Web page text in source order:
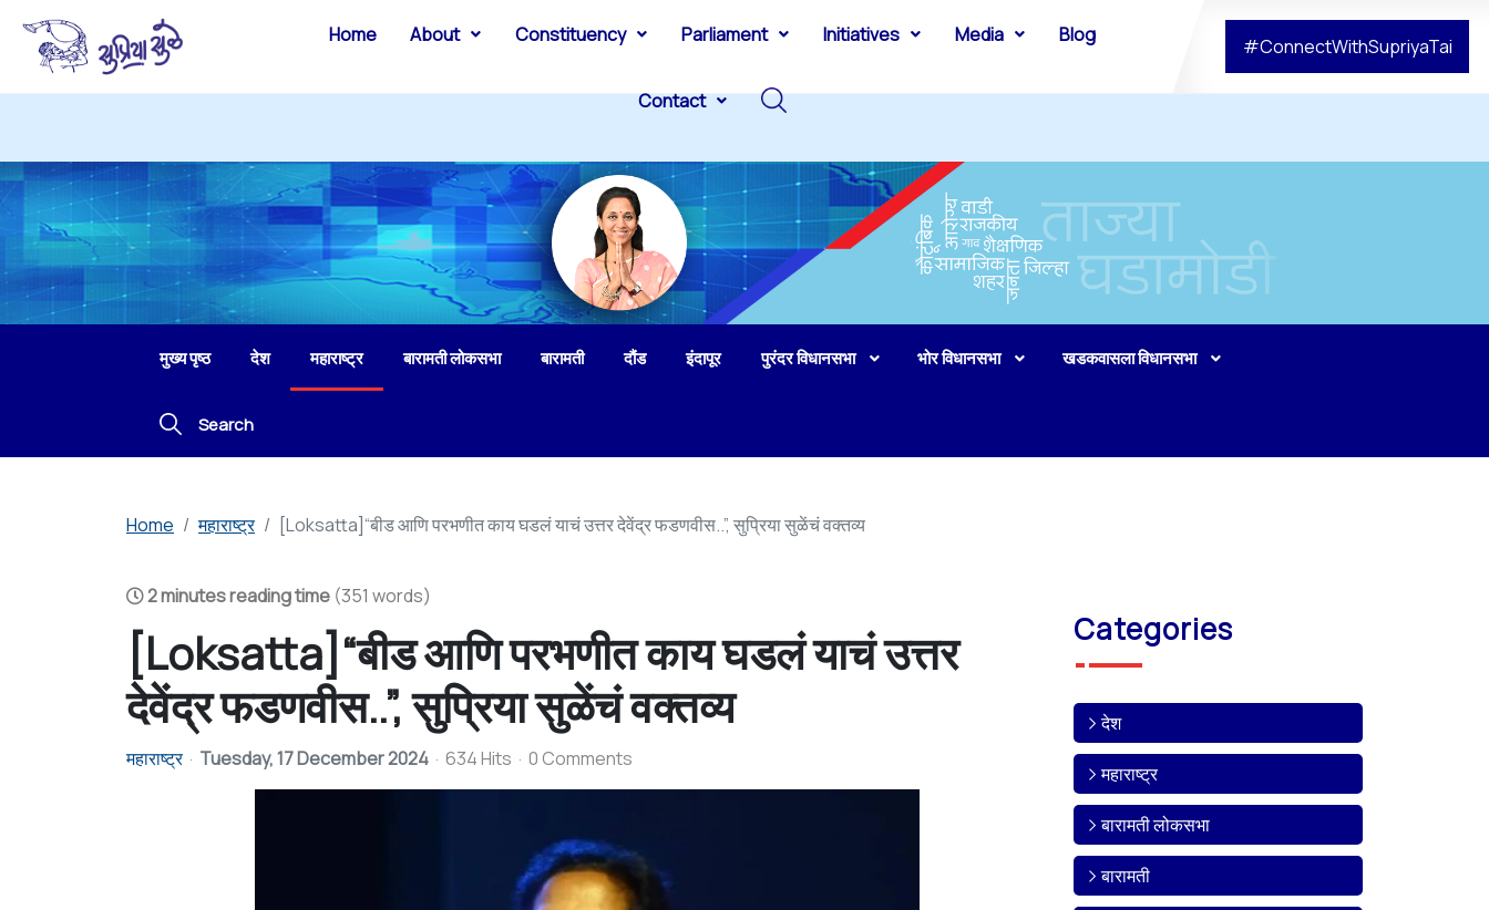
Home About Constituency Parliament Initiatives Media Blog
Contact
#ConnectWithSupriyaTai
मुख्य पृष्ठ देश महाराष्ट्र बारामती लोकसभा बारामती दौंड इंदापूर पुरंदर विधानसभा भोर विधानसभा खडकवासला विधानसभा
Search
Home महाराष्ट्र [Loksatta]“बीड आणि परभणीत काय घडलं याचं उत्तर देवेंद्र फडणवीस..”, सुप्रिया सुळेंचं वक्तव्य
2 minutes reading time (351 words)
[Loksatta]“बीड आणि परभणीत काय घडलं याचं उत्तर
देवेंद्र फडणवीस..”, सुप्रिया सुळेंचं वक्तव्य
महाराष्ट्र Tuesday, 17 December 2024 634 Hits 0 Comments
Categories
देश
महाराष्ट्र
बारामती लोकसभा
बारामती